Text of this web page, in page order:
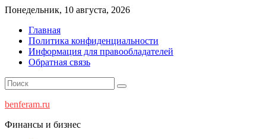
Перейти
содержимому
Понедельник, 10 августа, 2026
Главная
Политика конфиденциальности
Информация для правообладателей
Обратная связь
benferam.ru
Финансы и бизнес